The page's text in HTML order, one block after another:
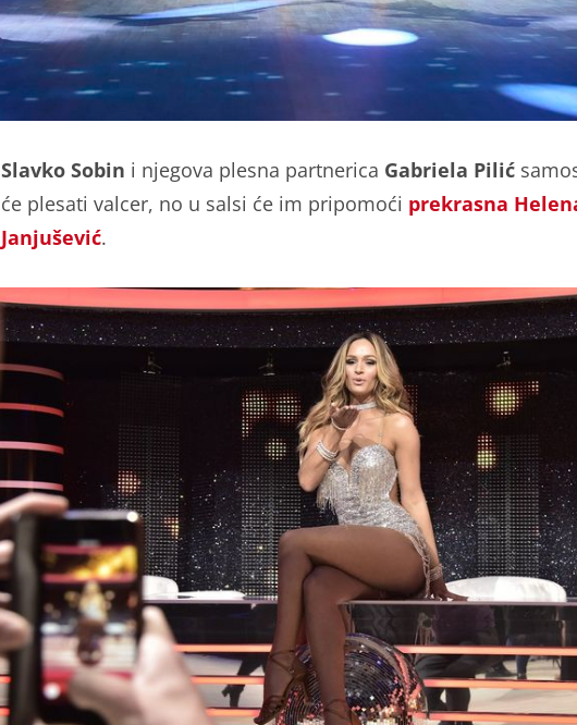
Slavko Sobin i njegova plesna partnerica Gabriela Pilić
će plesati valcer, no u salsi će im pripomoći prekrasna
Janjušević.